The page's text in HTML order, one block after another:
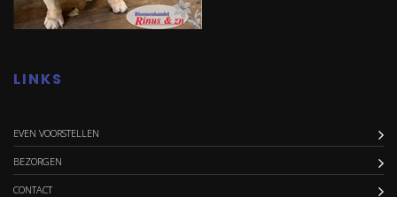
LINKS
EVEN VOORSTELLEN
BEZORGEN
CONTACT